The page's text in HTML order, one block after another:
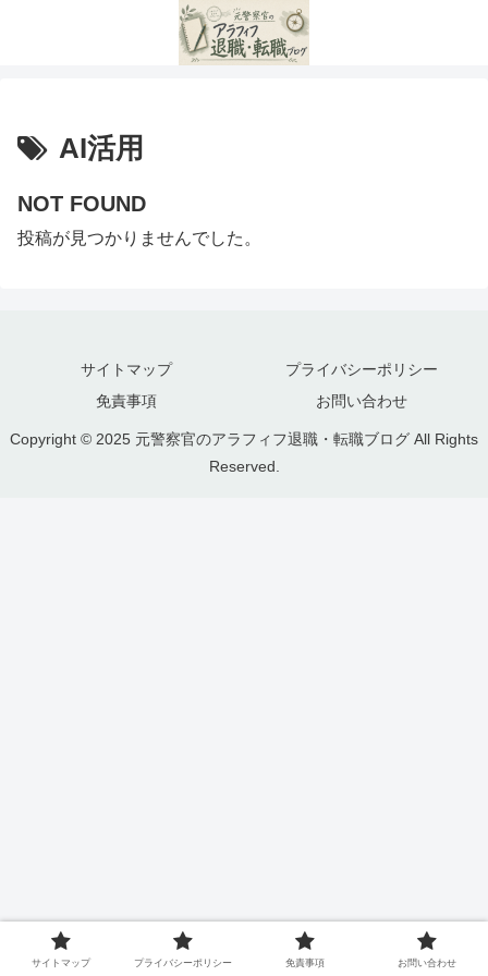
AI活用
NOT FOUND
投稿が見つかりませんでした。
サイトマップ
プライバシーポリシー
免責事項
お問い合わせ
Copyright © 2025 元警察官のアラフィフ退職・転職ブログ All Rights
Reserved.
サイトマップ プライバシーポリシー 免責事項 お問い合わせ